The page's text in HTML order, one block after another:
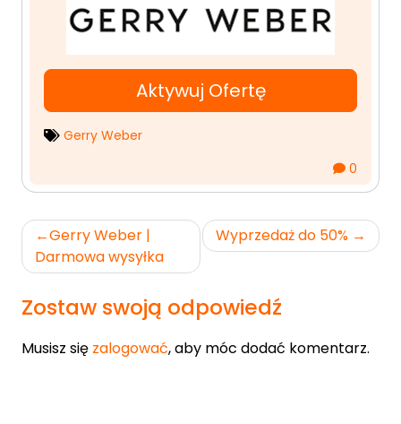
Aktywuj Ofertę
Gerry Weber
0
Nawigacja
wpisu
Gerry Weber |
Darmowa wysyłka
Wyprzedaż do 50%
Zostaw swoją odpowiedź
Musisz się zalogować, aby móc dodać komentarz.